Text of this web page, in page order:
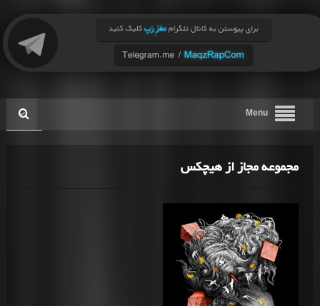
Menu
مجموعه مجاز از هیچکس